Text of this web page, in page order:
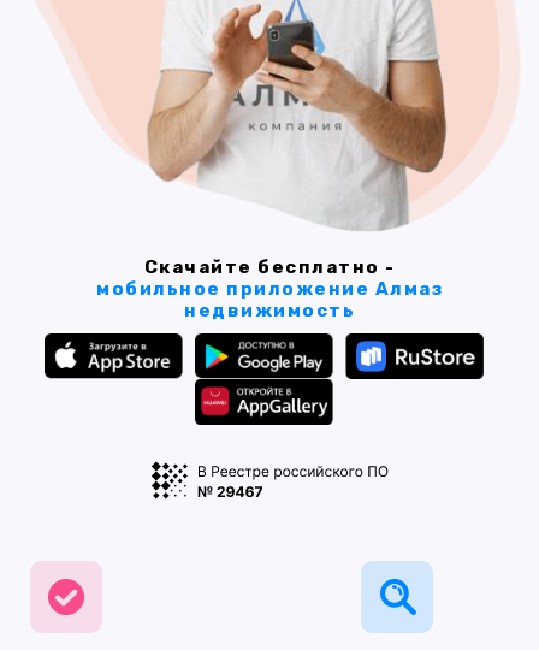
Скачайте бесплатно -
мобильное приложение Алмаз
недвижимость